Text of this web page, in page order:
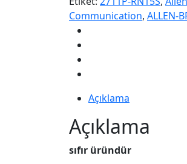
Communication, ALLEN-
Açıklama
Açıklama
sıfır üründür